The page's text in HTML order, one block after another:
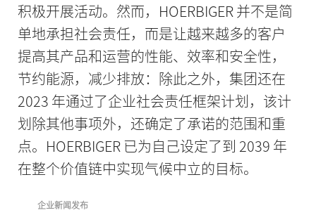
积极开展活动。然而，HOERBIGER 并不是简
单地承担社会责任，而是让越来越多的客户
提高其产品和运营的性能、效率和安全性，
节约能源，减少排放：除此之外，集团还在
2023 年通过了企业社会责任框架计划，该计
划除其他事项外，还确定了承诺的范围和重
点。HOERBIGER 已为自己设定了到 2039 年
在整个价值链中实现气候中立的目标。
企业新闻发布